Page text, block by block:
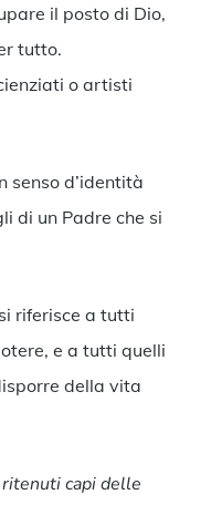
il posto di Dio,
tutto.
o artisti
senso d’identità
di un Padre che si
riferisce a tutti
e a tutti quelli
della vita
ritenuti capi delle